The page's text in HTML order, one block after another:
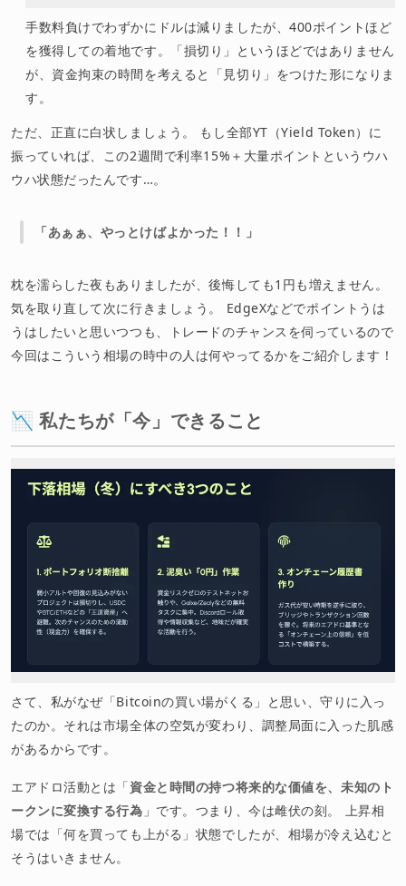
手数料負けでわずかにドルは減りましたが、400ポイントほど
を獲得しての着地です。「損切り」というほどではありません
が、資金拘束の時間を考えると「見切り」をつけた形になりま
す。
ただ、正直に白状しましょう。 もし全部YT（Yield Token）に
振っていれば、この2週間で利率15%＋大量ポイントというウハ
ウハ状態だったんです…。
「あぁぁ、やっとけばよかった！！」
枕を濡らした夜もありましたが、後悔しても1円も増えません。
気を取り直して次に行きましょう。 EdgeXなどでポイントうは
うはしたいと思いつつも、トレードのチャンスを伺っているので
今回はこういう相場の時中の人は何やってるかをご紹介します！
📉 私たちが「今」できること
さて、私がなぜ「Bitcoinの買い場がくる」と思い、守りに入っ
たのか。それは市場全体の空気が変わり、調整局面に入った肌感
があるからです。
エアドロ活動とは「資金と時間の持つ将来的な価値を、未知のト
ークンに変換する行為 」です。つまり、今は雌伏の刻。 上昇相
場では「何を買っても上がる」状態でしたが、相場が冷え込むと
そうはいきません。